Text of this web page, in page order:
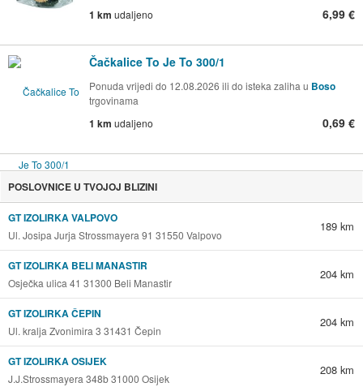
1 km udaljeno 6,99 €
Čačkalice To Je To 300/1
Ponuda vrijedi do 12.08.2026 ili do isteka zaliha u Boso
trgovinama
1 km udaljeno 0,69 €
POSLOVNICE U TVOJOJ BLIZINI
GT IZOLIRKA VALPOVO
Ul. Josipa Jurja Strossmayera 91 31550 Valpovo
189 km
GT IZOLIRKA BELI MANASTIR
Osječka ulica 41 31300 Beli Manastir
204 km
GT IZOLIRKA ČEPIN
Ul. kralja Zvonimira 3 31431 Čepin
204 km
GT IZOLIRKA OSIJEK
J.J.Strossmayera 348b 31000 Osijek
208 km